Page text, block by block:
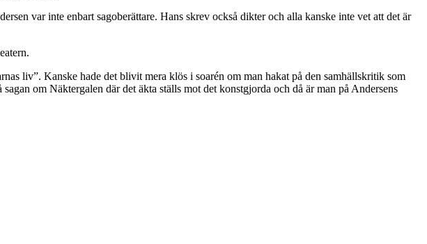
var inte enbart sagoberättare. Hans skrev också dikter och alla kanske inte vet att det är
liv”. Kanske hade det blivit mera klös i soarén om man hakat på den samhällskritik som
om Näktergalen där det äkta ställs mot det konstgjorda och då är man på Andersens